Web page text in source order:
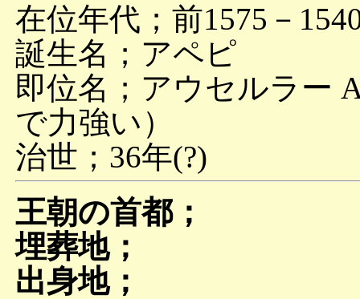
在位年代；前1575－
誕生名；アペピ
即位名；アウセルラー
で力強い）
治世；36年(?)
王朝の首都；
埋葬地；
出身地；